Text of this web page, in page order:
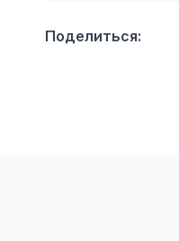
Поделиться: